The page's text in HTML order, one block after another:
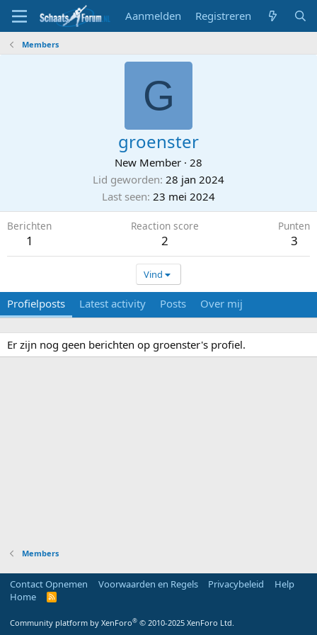
Aanmelden Registreren
Members
G
groenster
New Member · 28
Lid geworden 28 jan 2024
Last seen 23 mei 2024
Berichten
1
Reaction score
2
Punten
3
Vind
Profielposts Latest activity Posts Over mij
Er zijn nog geen berichten op groenster's profiel.
Members
Contact Opnemen Voorwaarden en Regels Privacybeleid
Help
Home
R
Community platform by XenForo® © 2010-2025 XenForo Ltd.